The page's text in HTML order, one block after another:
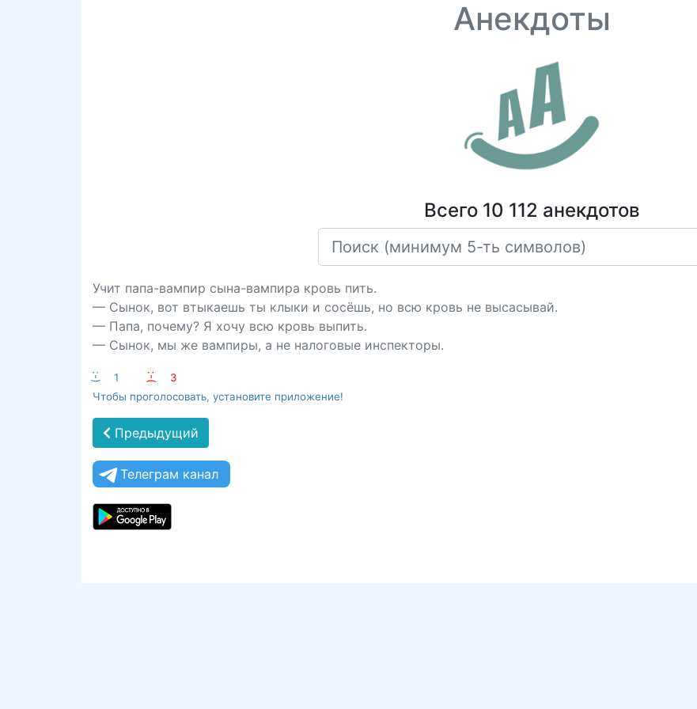
Анекдоты
Всего 10 112 анекдотов
Учит папа-вампир сына-вампира кровь пить.
— Сынок, вот втыкаешь ты клыки и сосёшь, но всю кровь не высасывай.
— Папа, почему? Я хочу всю кровь выпить.
— Сынок, мы же вампиры, а не налоговые инспекторы.
:-) 1 :-(
3
Чтобы проголосовать, установите приложение!
Предыдущий
Телеграм канал